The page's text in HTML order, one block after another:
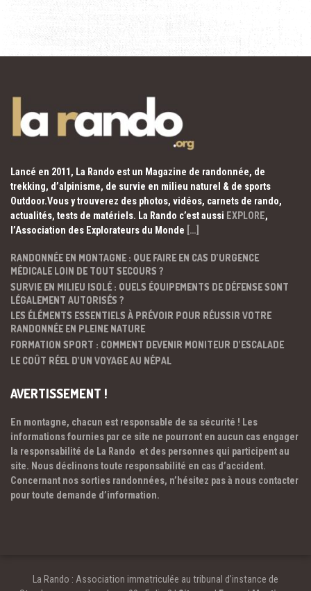
Lancé en 2011, La Rando est un Magazine de randonnée, de
trekking, d’alpinisme, de survie en milieu naturel & de sports
Outdoor.Vous y trouverez des photos, vidéos, carnets de rando,
actualités, tests de matériels. La Rando c’est aussi EXPLORE,
l’Association des Explorateurs du Monde […]
RANDONNÉE EN MONTAGNE : QUE FAIRE EN CAS D’URGENCE
MÉDICALE LOIN DE TOUT SECOURS ?
SURVIE EN MILIEU ISOLÉ : QUELS ÉQUIPEMENTS DE DÉFENSE SONT
LÉGALEMENT AUTORISÉS ?
LES ÉLÉMENTS ESSENTIELS À PRÉVOIR POUR RÉUSSIR VOTRE
RANDONNÉE EN PLEINE NATURE
FORMATION SPORT : COMMENT DEVENIR MONITEUR D’ESCALADE
LE COÛT RÉEL D’UN VOYAGE AU NÉPAL
AVERTISSEMENT !
En montagne, chacun est responsable de sa sécurité ! Les
informations fournies par ce site ne pourront en aucun cas engager
la responsabilité de La Rando et des personnes qui participent au
site. Nous déclinons toute responsabilité en cas d’accident.
Concernant nos sorties randonnées, n’hésitez pas à nous contacter
pour toute demande d’information.
La Rando : Association immatriculée au tribunal d’instance de